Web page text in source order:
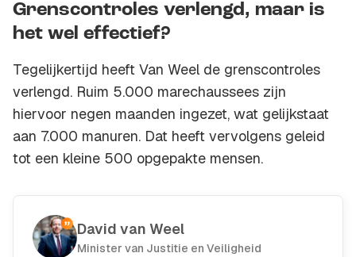
Grenscontroles verlengd, maar is
het wel effectief?
Tegelijkertijd heeft Van Weel de grenscontroles
verlengd. Ruim 5.000 marechaussees zijn
hiervoor negen maanden ingezet, wat gelijkstaat
aan 7.000 manuren. Dat heeft vervolgens geleid
tot een kleine 500 opgepakte mensen.
David van Weel
Minister van Justitie en Veiligheid